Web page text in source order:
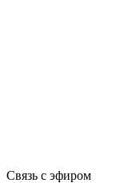
Связь с эфиром